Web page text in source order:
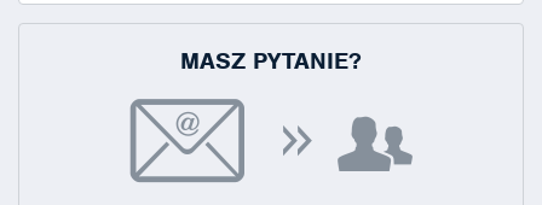
MASZ PYTANIE?